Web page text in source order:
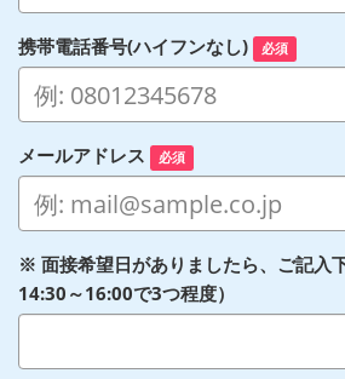
携帯電話番号(ハイフンなし) 必須
メールアドレス 必須
※ 面接希望日がありましたら、ご記入
14:30～16:00で3つ程度）